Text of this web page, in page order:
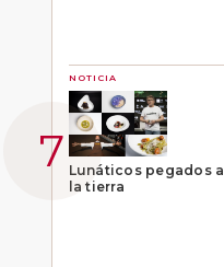
NOTICIA
Lunáticos pegados a
la tierra